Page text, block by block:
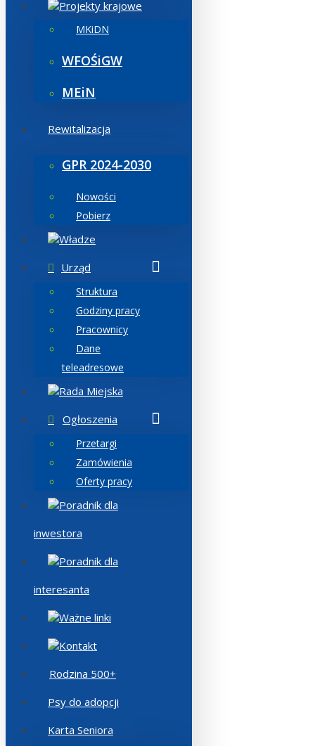
Projekty krajowe
MKiDN
WFOŚiGW
MEiN
Rewitalizacja
GPR 2024-2030
Nowości
Pobierz
Władze
Urząd
Struktura
Godziny pracy
Pracownicy
Dane
teleadresowe
Rada Miejska
Ogłoszenia
Przetargi
Zamówienia
Oferty pracy
Poradnik dla
inwestora
Poradnik dla
interesanta
Ważne linki
Kontakt
Rodzina 500+
Psy do adopcji
Karta Seniora